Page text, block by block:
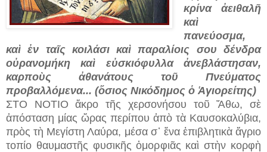
κρίνα ἀειθαλῆ
καὶ
πανεύοσμα,
καὶ ἐν ταῖς κοιλάσι καὶ παραλίοις σου δένδρα
οὐρανομήκη καὶ εὐσκιόφυλλα ἀνεβλάστησαν,
καρποὺς ἀθανάτους τοῦ Πνεύματος
προβαλλόμενα... (ὅσιος Νικόδημος ὁ Ἁγιορείτης)
ΣΤΟ ΝΟΤΙΟ ἄκρο τῆς χερσονήσου τοῦ Ἄθω, σὲ
ἀπόσταση μίας ὥρας περίπου ἀπὸ τὰ Καυσοκαλύβια,
πρὸς τὴ Μεγίστη Λαύρα, μέσα σ᾿ ἕνα ἐπιβλητικὰ ἄγριο
τοπίο θαυμαστῆς φυσικῆς ὀμορφιᾶς καὶ στὴν κορφὴ